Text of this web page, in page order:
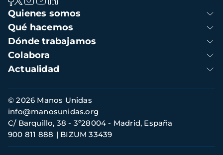
Navegación
principal
Quienes somos
Qué hacemos
Dónde trabajamos
Colabora
Actualidad
Información
de
contacto
© 2026 Manos Unidas
C/ Barquillo, 38 - 3º28004 - Madrid, España
900 811 888
BIZUM 33439
info@manosunidas.org